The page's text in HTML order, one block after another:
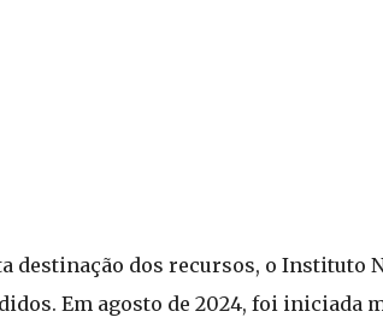
destinação dos recursos, o Instituto
Em agosto de 2024, foi iniciada